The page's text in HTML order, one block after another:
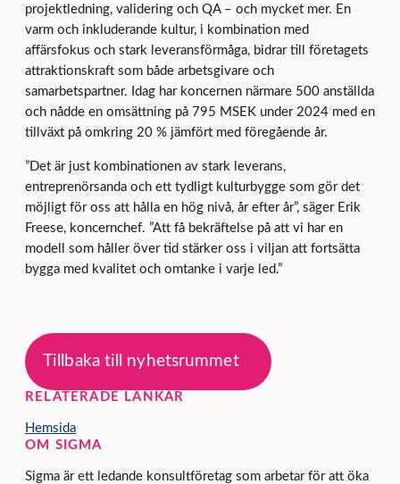
projektledning, validering och QA – och mycket mer. En
varm och inkluderande kultur, i kombination med
affärsfokus och stark leveransförmåga, bidrar till företagets
attraktionskraft som både arbetsgivare och
samarbetspartner. Idag har koncernen närmare 500 anställda
och nådde en omsättning på 795 MSEK under 2024 med en
tillväxt på omkring 20 % jämfört med föregående år.
”Det är just kombinationen av stark leverans,
entreprenörsanda och ett tydligt kulturbygge som gör det
möjligt för oss att hålla en hög nivå, år efter år”, säger Erik
Freese, koncernchef. ”Att få bekräftelse på att vi har en
modell som håller över tid stärker oss i viljan att fortsätta
bygga med kvalitet och omtanke i varje led.”
Tillbaka till nyhetsrummet
RELATERADE LÄNKAR
Hemsida
OM SIGMA
Sigma är ett ledande konsultföretag som arbetar för att öka